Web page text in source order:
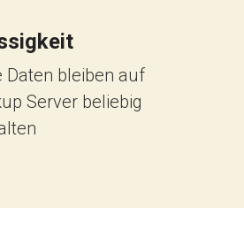
Daten bleiben auf
Server beliebig